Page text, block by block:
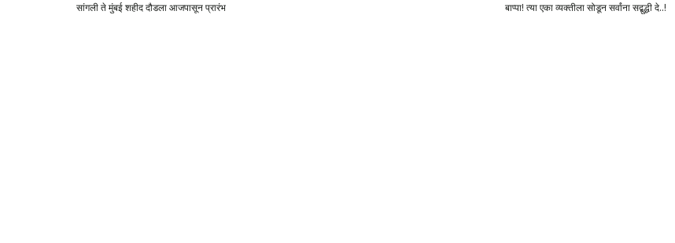
बाप्पा! त्या एका व्यक्तीला सोडून सर्वांना सद्बुद्धी दे..!
सांगली ते मुंबई शहीद दौडला आजपासून प्रारंभ